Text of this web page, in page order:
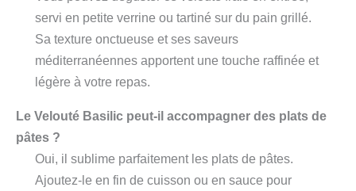
servi en petite verrine ou tartiné sur du pain grillé.
Sa texture onctueuse et ses saveurs
méditerranéennes apportent une touche raffinée et
légère à votre repas.
Le Velouté Basilic peut-il accompagner des plats de
pâtes ?
Oui, il sublime parfaitement les plats de pâtes.
Ajoutez-le en fin de cuisson ou en sauce pour